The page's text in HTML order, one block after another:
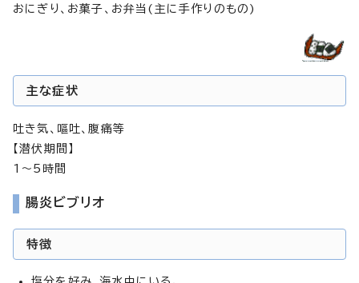
おにぎり、お菓子、お弁当(主に手作りのもの)
主な症状
吐き気、嘔吐、腹痛等
【潜伏期間】
1～5時間
腸炎ビブリオ
特徴